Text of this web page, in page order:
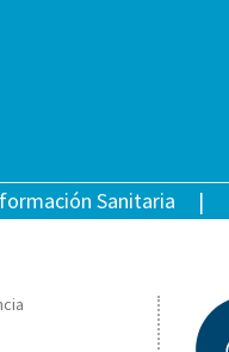
Sanitaria